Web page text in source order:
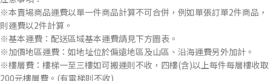
※本賣場商品運費以單一件商品計算不可合併，例如單張訂單2件商品，
則運費以2件計算。
※基本運費：配送區域基本運費請見下方圖表。
※加價地區運費：如地址位於偏遠地區及山區、沿海運費另外加計。
※樓層費：樓梯一至三樓如可搬運則不收，四樓(含)以上每件每層樓收取
200元樓層費。(有電梯則不收)